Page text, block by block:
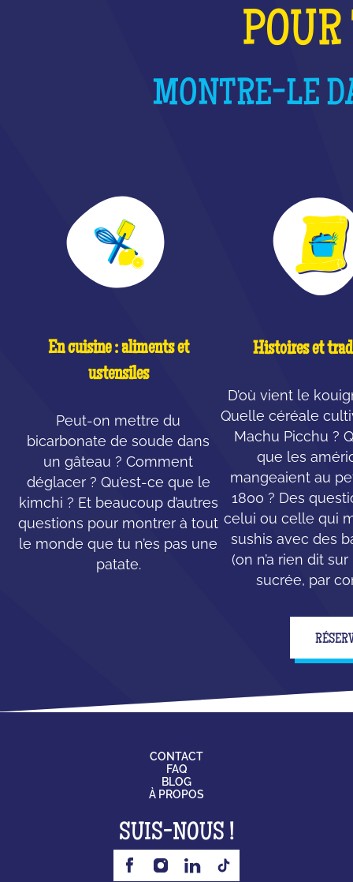
MONTRE-LE
En cuisine : aliments et
ustensiles
Peut-on mettre du
bicarbonate de soude dans
un gâteau ? Comment
déglacer ? Qu’est-ce que le
kimchi ? Et beaucoup d’autres
questions pour montrer à tout
le monde que tu n’es pas une
patate.
Histoires et
D’où vient le
Quelle céréale
Machu Picchu ?
que les
mangeaient au
1800 ? Des
celui ou celle qui
sushis avec des
(on n’a rien dit
sucrée, par
CONTACT
FAQ
BLOG
À PROPOS
SUIS-NOUS !